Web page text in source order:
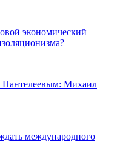
экономический
Пантелеевым: Михаил
международного